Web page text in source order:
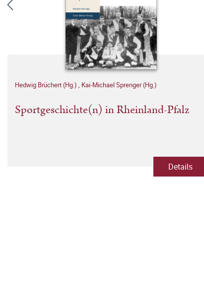
Hedwig Brüchert (Hg.) , Kai-Michael Sprenger (Hg.)
Sportgeschichte(n) in Rheinland-Pfalz
Details